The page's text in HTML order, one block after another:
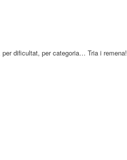
dificultat, per categoria… Tria i remena!